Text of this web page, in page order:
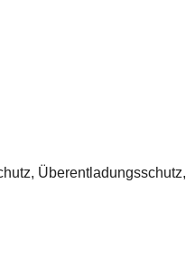
Überentladungsschutz,